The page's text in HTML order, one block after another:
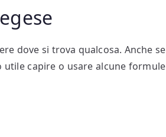
dove si trova qualcosa. Anche se
utile capire o usare alcune formule